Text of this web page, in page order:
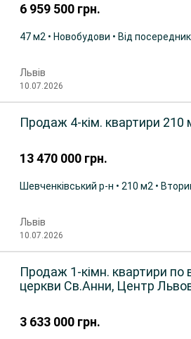
6 959 500 грн.
47 м2 • Новобудови • Від
Львів
10.07.2026
13 470 000 грн.
Продаж 4-кім. квартири 210
Львів
10.07.2026
3 633 000 грн.
Продаж 1-кімн. квартири по
церкви Св.Анни, Центр